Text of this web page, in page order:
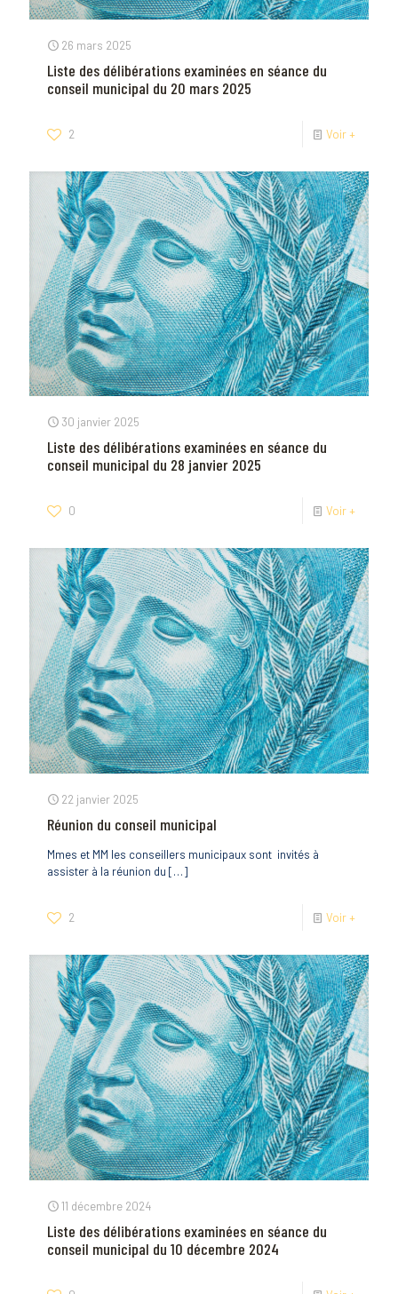
26 mars 2025
Liste des délibérations examinées en séance du
conseil municipal du 20 mars 2025
2 Voir +
30 janvier 2025
Liste des délibérations examinées en séance du
conseil municipal du 28 janvier 2025
0 Voir +
22 janvier 2025
Réunion du conseil municipal
Mmes et MM les conseillers municipaux sont invités à
assister à la réunion du […]
2 Voir +
11 décembre 2024
Liste des délibérations examinées en séance du
conseil municipal du 10 décembre 2024